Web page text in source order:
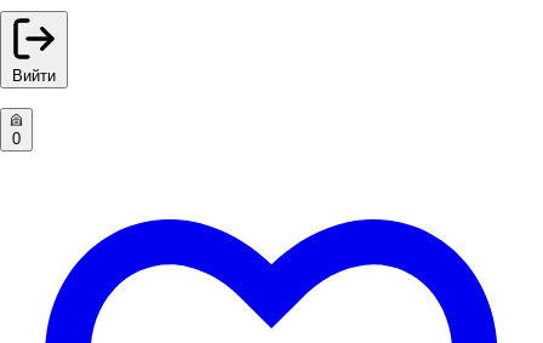
Вийти
0